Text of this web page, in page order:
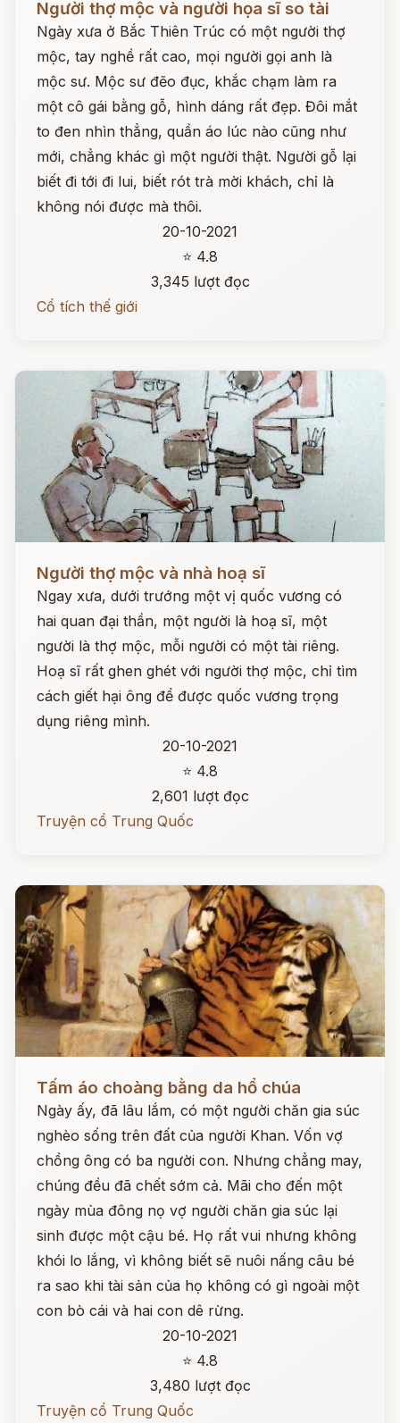
Người thợ mộc và người họa sĩ so tài
Ngày xưa ở Bắc Thiên Trúc có một người thợ
mộc, tay nghề rất cao, mọi người gọi anh là
mộc sư. Mộc sư đẽo đục, khắc chạm làm ra
một cô gái bằng gỗ, hình dáng rất đẹp. Đôi mắt
to đen nhìn thẳng, quần áo lúc nào cũng như
mới, chẳng khác gì một người thật. Người gỗ lại
biết đi tới đi lui, biết rót trà mời khách, chỉ là
không nói được mà thôi.
20-10-2021
⭐ 4.8
3,345 lượt đọc
Cổ tích thế giới
Người thợ mộc và nhà hoạ sĩ
Ngay xưa, dưới trướng một vị quốc vương có
hai quan đại thần, một người là hoạ sĩ, một
người là thợ mộc, mỗi người có một tài riêng.
Hoạ sĩ rất ghen ghét với người thợ mộc, chỉ tìm
cách giết hại ông để được quốc vương trọng
dụng riêng mình.
20-10-2021
⭐ 4.8
2,601 lượt đọc
Truyện cổ Trung Quốc
Đọc ngay
Tấm áo choàng bằng da hổ chúa
Ngày ấy, đã lâu lắm, có một người chăn gia súc
nghèo sống trên đất của người Khan. Vốn vợ
chồng ông có ba người con. Nhưng chẳng may,
chúng đều đã chết sớm cả. Mãi cho đến một
ngày mùa đông nọ vợ người chăn gia súc lại
sinh được một cậu bé. Họ rất vui nhưng không
khói lo lắng, vì không biết sẽ nuôi nấng câu bé
ra sao khi tài sản của họ không có gì ngoài một
con bò cái và hai con dê rừng.
20-10-2021
⭐ 4.8
3,480 lượt đọc
Truyện cổ Trung Quốc